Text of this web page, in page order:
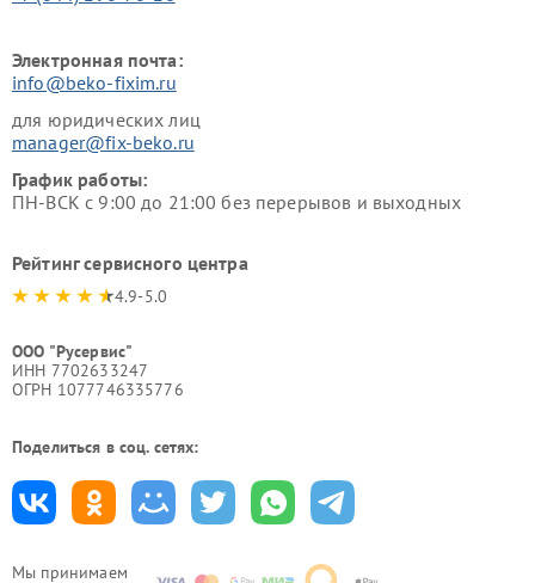
Мы принимаем
Электронная почта:
info@beko-fixim.ru
для юридических лиц
manager@fix-beko.ru
График работы:
ПН-ВСК с 9:00 до 21:00 без перерывов и выходных
Рейтинг сервисного центра
4.9-5.0
ООО "Русервис"
ИНН 7702633247
ОГРН 1077746335776
Поделиться в соц. сетях: